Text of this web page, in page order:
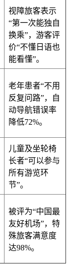
视障旅客表示
“第一次能独自
换乘”，游客评
价“不懂日语也
能看懂”。
老年患者“不用
反复问路”，自
动导航错误率
降低72%。
儿童及坐轮椅
长者“可以参与
所有游览环
节”。
被评为“中国最
友好机场”，特
殊旅客满意度
达98%。